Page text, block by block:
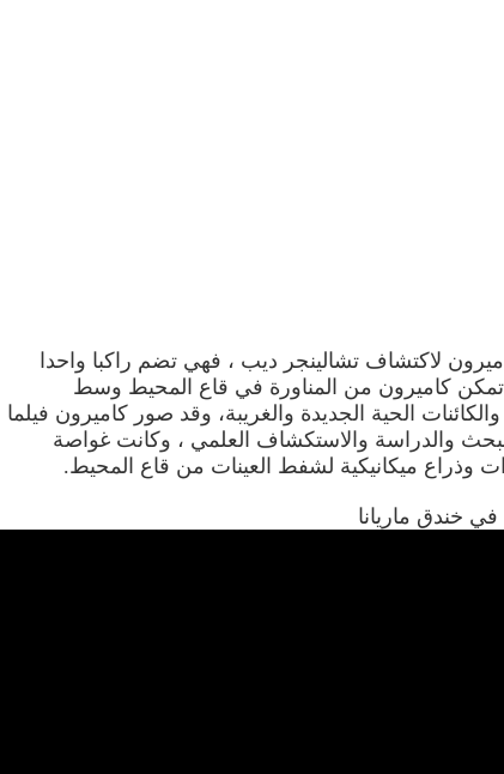
لاكتشاف تشالينجر ديب ، فهي تضم راكبا واحدا
وقد تمكن كاميرون من المناورة في قاع المحيط وسط
الحية الجديدة والغريبة، وقد صور كاميرون فيلما
والدراسة والاستكشاف العلمي ، وكانت غواصة
وذراع ميكانيكية لشفط العينات من قاع المحيط.
في خندق ماريانا